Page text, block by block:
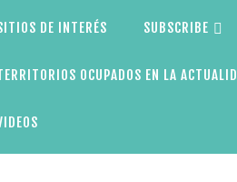
DE INTERÉS SUBSCRIBE
OCUPADOS EN LA